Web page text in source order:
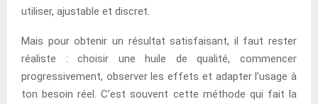
utiliser, ajustable et discret.
Mais pour obtenir un résultat satisfaisant, il faut rester
réaliste : choisir une huile de qualité, commencer
progressivement, observer les effets et adapter l’usage à
ton besoin réel. C’est souvent cette méthode qui fait la